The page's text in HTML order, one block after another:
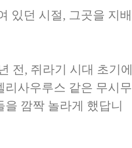
있던 시절, 그곳을 지배
전, 쥐라기 시대 초기에
리사우루스 같은 무시무
깜짝 놀라게 했답니